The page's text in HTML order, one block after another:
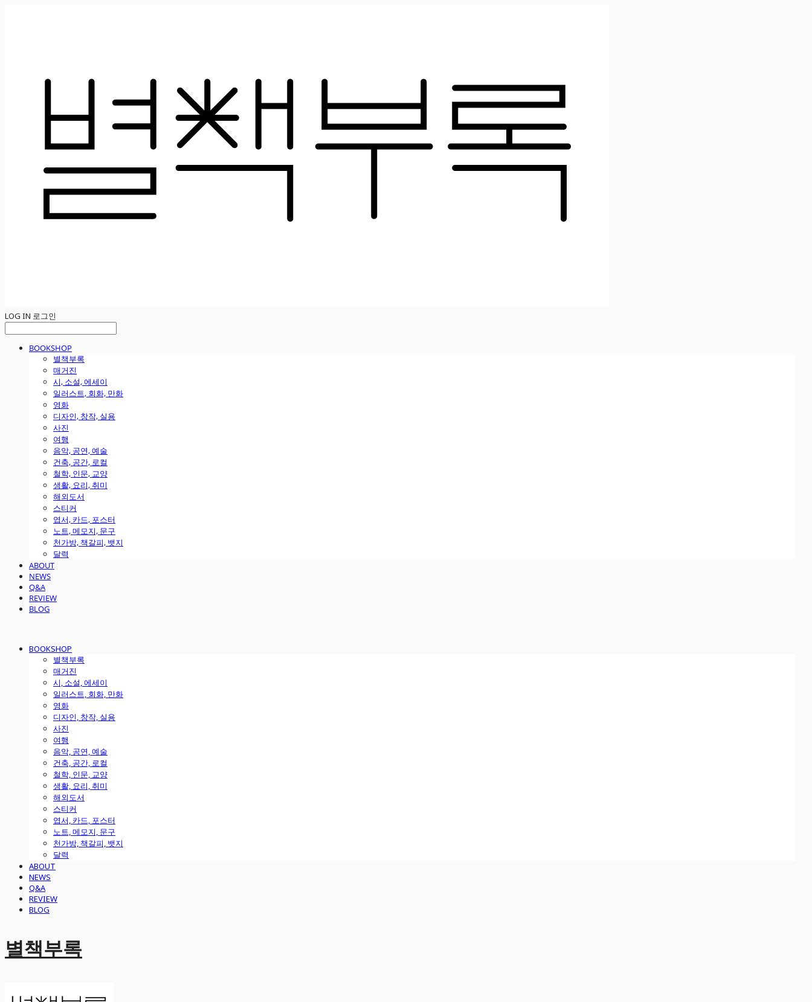
LOG IN 로그인
BOOKSHOP
별책부록
매거진
시, 소설, 에세이
일러스트, 회화, 만화
영화
디자인, 창작, 실용
사진
여행
음악, 공연, 예술
건축, 공간, 로컬
철학, 인문, 교양
생활, 요리, 취미
해외도서
스티커
엽서, 카드, 포스터
노트, 메모지, 문구
천가방, 책갈피, 뱃지
달력
ABOUT
NEWS
Q&A
REVIEW
BLOG
BOOKSHOP
별책부록
매거진
시, 소설, 에세이
일러스트, 회화, 만화
영화
디자인, 창작, 실용
사진
여행
음악, 공연, 예술
건축, 공간, 로컬
철학, 인문, 교양
생활, 요리, 취미
해외도서
스티커
엽서, 카드, 포스터
노트, 메모지, 문구
천가방, 책갈피, 뱃지
달력
ABOUT
NEWS
Q&A
REVIEW
BLOG
별책부록